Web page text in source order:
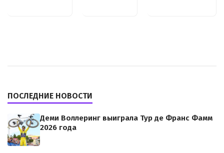
ПОСЛЕДНИЕ НОВОСТИ
Деми Воллеринг выиграла Тур де Франс Фамм
2026 года